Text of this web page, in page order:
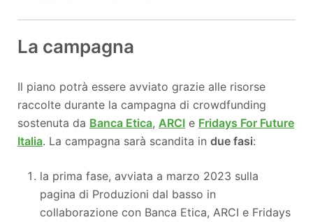
La campagna
Il piano potrà essere avviato grazie alle risorse
raccolte durante la campagna di crowdfunding
sostenuta da Banca Etica, ARCI e Fridays For Future
Italia. La campagna sarà scandita in due fasi:
la prima fase, avviata a marzo 2023 sulla
pagina di Produzioni dal basso in
collaborazione con Banca Etica, ARCI e Fridays